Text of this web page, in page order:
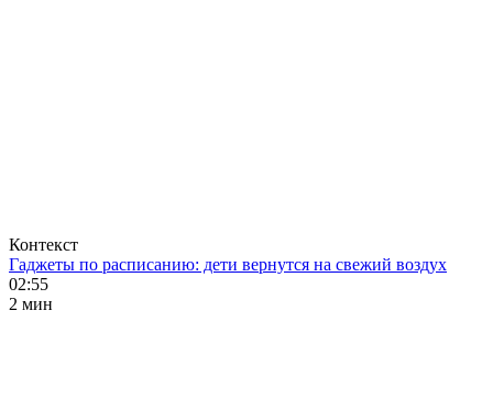
Контекст
Гаджеты по расписанию: дети вернутся на свежий воздух
02:55
2 мин